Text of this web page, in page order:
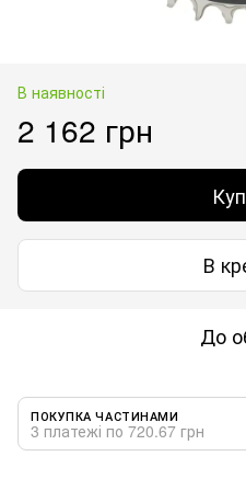
В наявності
2 162 грн
В
До
ПОКУПКА ЧАСТИНАМИ
3 платежі по 720.67 грн